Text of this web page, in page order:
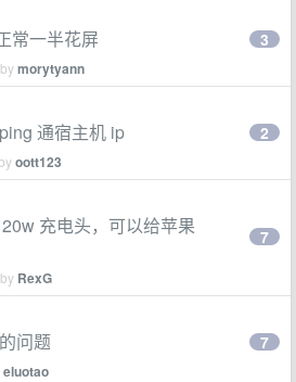
常一半花屏
morytyann
3
通宿主机 ip
oott123
2
充电头，可以给苹果
RexG
7
问题
eluotao
7